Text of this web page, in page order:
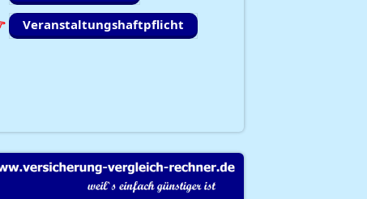
Veranstaltungshaftpflicht